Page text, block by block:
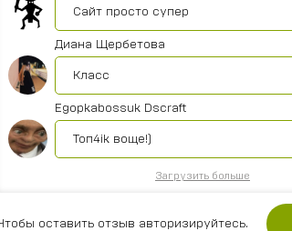
Сайт просто супер
Диана Щербетова
Класс
Egopkabossuk Dscraft
Топ4ik воще!)
Загрузить больше
оставить отзыв авторизируйтесь.